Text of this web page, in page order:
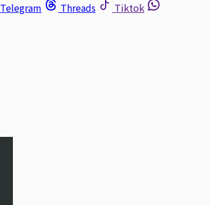
Telegram Threads
Tiktok